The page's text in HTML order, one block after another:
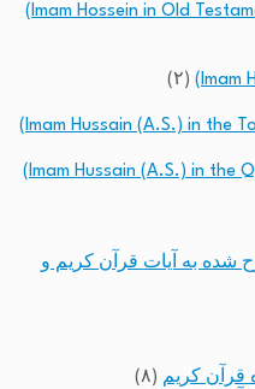
(۲)
شده به آیات قرآن کریم و
قرآن کریم (۸)